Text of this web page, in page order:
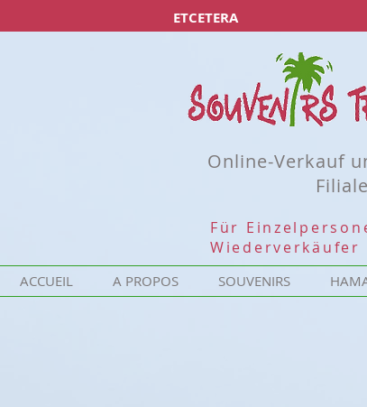
ETCETERA
Online-Verkauf
Für
Wiederverkäufer
ACCUEIL A PROPOS SOUVENIRS